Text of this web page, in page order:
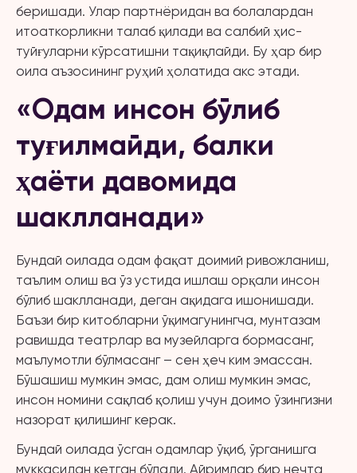
беришади. Улар партнёридан ва болалардан
итоаткорликни талаб қилади ва салбий ҳис-
туйғуларни кўрсатишни тақиқлайди. Бу ҳар бир
оила аъзосининг руҳий ҳолатида акс этади.
«Одам инсон бўлиб
туғилмайди, балки
ҳаёти давомида
шаклланади»
Бундай оилада одам фақат доимий ривожланиш,
таълим олиш ва ўз устида ишлаш орқали инсон
бўлиб шаклланади, деган ақидага ишонишади.
Баъзи бир китобларни ўқимагунингча, мунтазам
равишда театрлар ва музейларга бормасанг,
маълумотли бўлмасанг – сен ҳеч ким эмассан.
Бўшашиш мумкин эмас, дам олиш мумкин эмас,
инсон номини сақлаб қолиш учун доимо ўзингизни
назорат қилишинг керак.
Бундай оилада ўсган одамлар ўқиб, ўрганишга
муккасидан кетган бўлади. Айримлар бир нечта